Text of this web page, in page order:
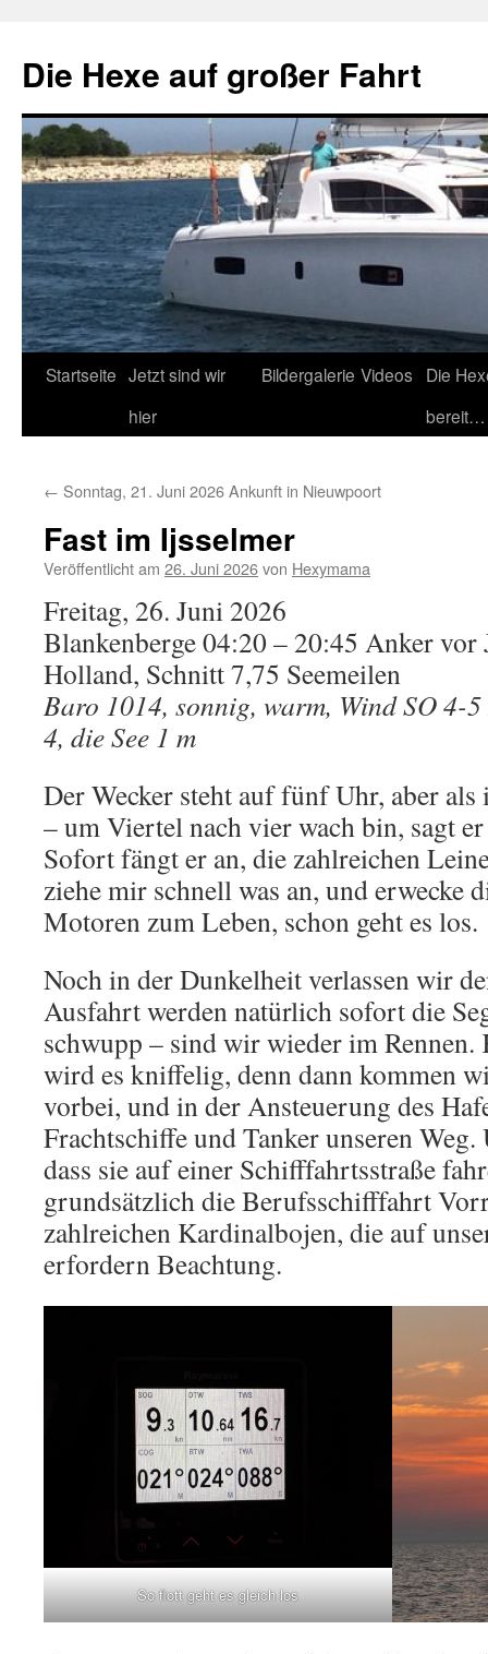
springen
Die Hexe auf großer Fahrt
Startseite Jetzt sind wir
hier
Bildergalerie Videos
Die
bereit…
← Sonntag, 21. Juni 2026 Ankunft in Nieuwpoort
Fast im Ijsselmer
Veröffentlicht am 26. Juni 2026von Hexymama
Freitag, 26. Juni 2026
Blankenberge 04:20 – 20:45 Anker
Holland, Schnitt 7,75 Seemeilen
Baro 1014, sonnig, warm, Wind SO 4-
4, die See 1 m
Der Wecker steht auf fünf Uhr, aber
– um Viertel nach vier wach bin, sagt
Sofort fängt er an, die zahlreichen
ziehe mir schnell was an, und erwecke
Motoren zum Leben, schon geht es los.
Noch in der Dunkelheit verlassen wir
Ausfahrt werden natürlich sofort die
schwupp – sind wir wieder im
wird es kniffelig, denn dann kommen
vorbei, und in der Ansteuerung des
Frachtschiffe und Tanker unseren Weg.
dass sie auf einer Schifffahrtsstraße
grundsätzlich die Berufsschifffahrt
zahlreichen Kardinalbojen, die auf
erfordern Beachtung.
So flott geht es gleich los